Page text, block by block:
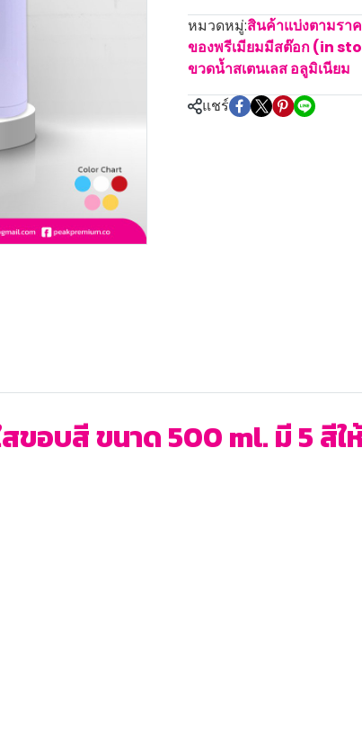
หมวดหมู่:สินค้าแบ่งตามรา
ของพรีเมียมมีสต๊อก (in
ขวดน้ำสเตนเลส อลูมิเนียม
แชร์
ขอบสี ขนาด 500 ml. มี 5 สีใ